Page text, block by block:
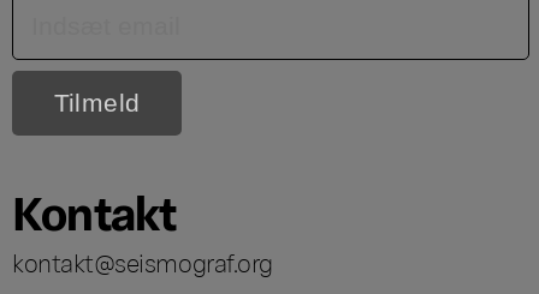
Kontakt
kontakt@seismograf.org